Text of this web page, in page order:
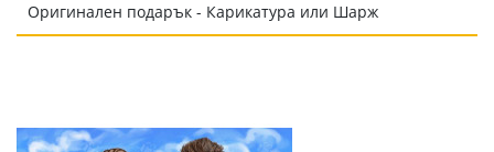
Оригинален подарък - Карикатура или Шарж